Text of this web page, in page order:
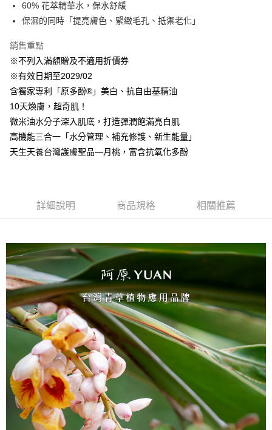
相關說明
【大哥付你分期使用說明】
2.付款方式選擇「大哥付你分期」，訂單成立後會自動跳轉到大哥付的交易
流程，驗證手機門號後，選擇欲分期的期數、繳款截止日，確認付款後即完
成交易。
3.實際核准額度、可分期數及費用金額請依後續交易確認頁面所載為準。
4.訂單成立30分鐘內，如未前往確認交易或遇審核未通過，訂單將自動取
法說明評估內容。
【繳款方式說明】
1.分期款項不併入電信帳單，「大哥付你分期」於每月結算日後寄送繳費提
醒簡訊。
2.透過簡訊連結打開帳單後，可選擇「超商條碼／台灣大直營門市／銀行轉
用戶於交易時，得透過本服務購買商品或服務，並由商店將買賣／分期付款
資料（包含姓名、電話或地址）提供予台灣大哥大進項蒐集、處理及利用，
由本公司與您本人進行分期帳單所需資料之確認、核對及更正。
3.完整用戶服務條款，請詳閱以下連結：
相關說明
【關於「AFTEE先享後付」】
AFTEE先享後付是「在收到商品之後才付款」的支付方式。 讓您購物簡單
便利好安心！
１．簡單：不需註冊會員、不需綁卡、不需儲值。
２．便利：只要手機號碼，簡訊認證，即可結帳。
【「AFTEE先享後付」結帳流程】
１．於結帳方式選擇「AFTEE先享後付」後，將跳轉至「AFTEE先享後付」
結帳頁面，進行簡訊認證並確認金額後，即可完成結帳。
※ 請注意：結帳手續完成當下不需立刻繳費，但若您需要取消訂單，請聯絡
是否繳費成功／繳費後需取消欲退款等相關疑問，請聯繫「AFTEE先享後付
客戶支援中心」https://netprotections.freshdesk.com/support/home
【注意事項】
１．透過由恩沛科技股份有限公司提供之「AFTEE先享後付」服務完成之交
易，需依本服務之必要範圍內提供個人資料，並將交易相關給付款項請求債
權轉讓予恩沛科技股份有限公司。
２．關於個人資料處理事宜，請瀏覽以下網址：
https://aftee.tw/terms/#terms3
３．未成年的使用者請事先徵得法定代理人或監護人之同意方可使用
「AFTEE先享後付」，若未經同意申辦者引起之損失，本公司不負相關責
任。
４．使用「AFTEE先享後付」時，將依據個別帳號之用戶狀況，依本公司即
時審查核予不同之上限額度；若仍有額度不足之情形，本公司將視審查結果
請求用戶進行身份認證。
５．嚴禁一人註冊多個帳號或使用他人資訊註冊。若發現惡意使用之情形，
恩沛科技股份有限公司將有權停止該用戶之使用額度並採取法律行動。
⭕超取僅提供付款後全家取貨
每筆NT$100，滿NT$1,000(含以上)免運費
❌未開放，選取系統將直接取消訂單❌
每筆NT$100，滿NT$1,000(含以上)免運費
每筆NT$100，滿NT$1,000(含以上)免運費
離島宅配
每筆NT$280，滿NT$3,000(含以上)免運費
60% 花萃精華水，保水舒緩
保濕的同時「提亮膚色、緊緻毛孔、抵禦老化」
銷售重點
※不列入滿額贈及不適用折價券
※有效日期至2029/02
含獨家專利「原多酚®」美白、抗自由基精油
10天煥膚，超奇肌！
微米油水分子深入肌底，打造彈潤飽滿亮白肌
高機能三合一「水分管理、補充修護、新生能量」
天生天養台灣護膚聖品—月桃，富含抗氧化多酚
詳細說明 商品規格 相關推薦